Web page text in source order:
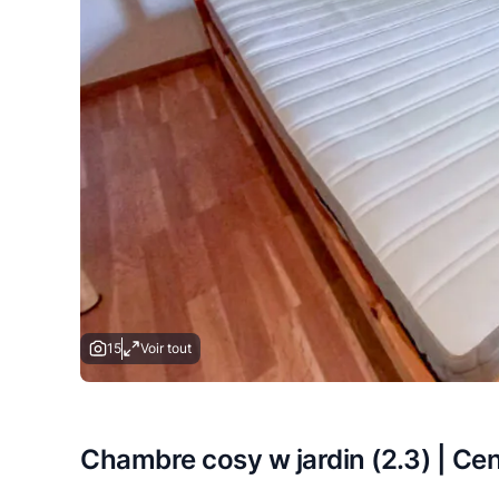
15 Voir tout
Chambre cosy w jardin (2.3) |